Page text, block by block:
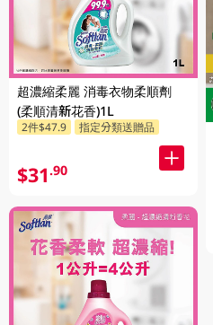
超濃縮柔麗 消毒衣物柔順劑
(柔順清新花香)1L
2件$47.9 指定分類送贈品
$31.90